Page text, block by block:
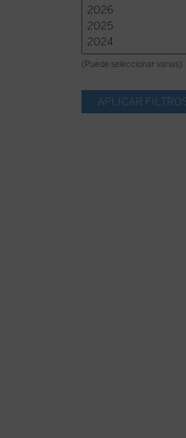
(Puede seleccionar varias)